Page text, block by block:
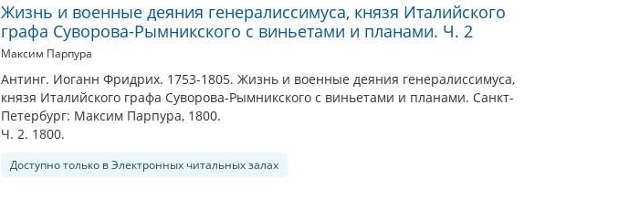
Жизнь и военные деяния генералиссимуса, князя Италийского
графа Суворова-Рымникского с виньетами и планами. Ч. 2
Максим Парпура
Антинг. Иоганн Фридрих. 1753-1805. Жизнь и военные деяния генералиссимуса,
князя Италийского графа Суворова-Рымникского с виньетами и планами. Санкт-
Петербург: Максим Парпура, 1800.
Ч. 2. 1800.
Доступно только в Электронных читальных залах